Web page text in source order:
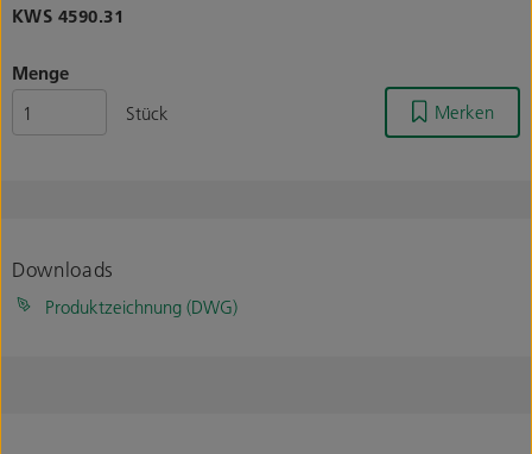
KWS 4590.31
Menge
Stück
Merken
Downloads
Produktzeichnung (DWG)